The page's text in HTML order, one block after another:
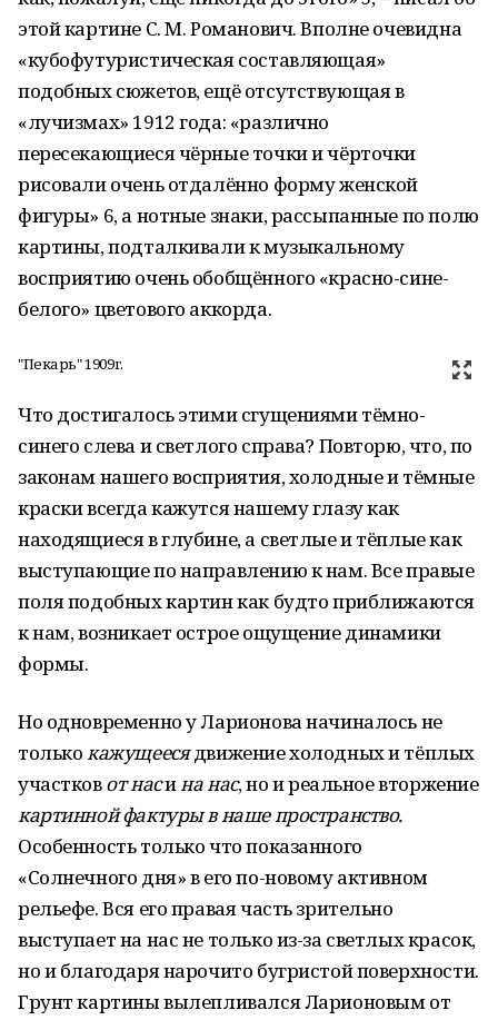
этой картине С. М. Романович. Вполне очевидна
«кубофутуристическая составляющая»
подобных сюжетов, ещё отсутствующая в
«лучизмах» 1912 года: «различно
пересекающиеся чёрные точки и чёрточки
рисовали очень отдалённо форму женской
фигуры» 6, а нотные знаки, рассыпанные по полю
картины, подталкивали к музыкальному
восприятию очень обобщённого «красно-сине-
белого» цветового аккорда.
"Пекарь" 1909г.
Что достигалось этими сгущениями тёмно-
синего слева и светлого справа? Повторю, что, по
законам нашего восприятия, холодные и тёмные
краски всегда кажутся нашему глазу как
находящиеся в глубине, а светлые и тёплые как
выступающие по направлению к нам. Все правые
поля подобных картин как будто приближаются
к нам, возникает острое ощущение динамики
формы.
Но одновременно у Ларионова начиналось не
толькокажущеесядвижение холодных и тёплых
участковот насина нас, но и реальное вторжение
картинной фактуры в наше пространство.
Особенность только что показанного
«Солнечного дня» в его по-новому активном
рельефе. Вся его правая часть зрительно
выступает на нас не только из-за светлых красок,
но и благодаря нарочито бугристой поверхности.
Грунт картины вылепливался Ларионовым от